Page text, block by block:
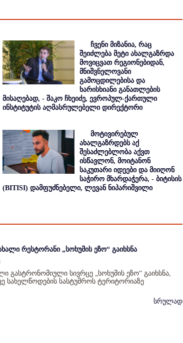
ჩვენი მიზანია, რაც
შეიძლება მეტი ახალგაზრდა
მოვიცვათ რეგიონებიდან,
მნიშვნელოვანი
გამოცდილებისა და
ხარისხიანი განათლების
მისაღებად, - შაკო ჩხეიძე, ევროპულ-ქართული
ინსტიტუტის აღმასრულებელი დირექტორი
მოტივირებულ
ახალგაზრდებს აქ
შესაძლებლობა აქვთ
ისწავლონ, მოიტანონ
საკუთარი იდეები და მიიღონ
საჭირო მხარდაჭერა, - ბიტისის
(BITISI) დამფუძნებელი, ლევან ნიპარიშვილი
რესტორანი „სოხუმის ეზო“ გაიხსნა
გასტრონომიული სივრცე „სოხუმის ეზო“ გაიხსნა,
სახელწოდების სასტუმროს ტერიტორიაზე
სრულად